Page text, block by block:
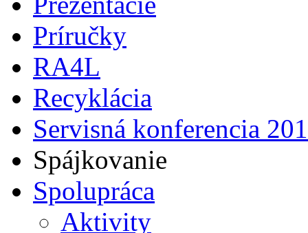
Príručky
RA4L
Recyklácia
Servisná konferencia
Spájkovanie
Spolupráca
Aktivity